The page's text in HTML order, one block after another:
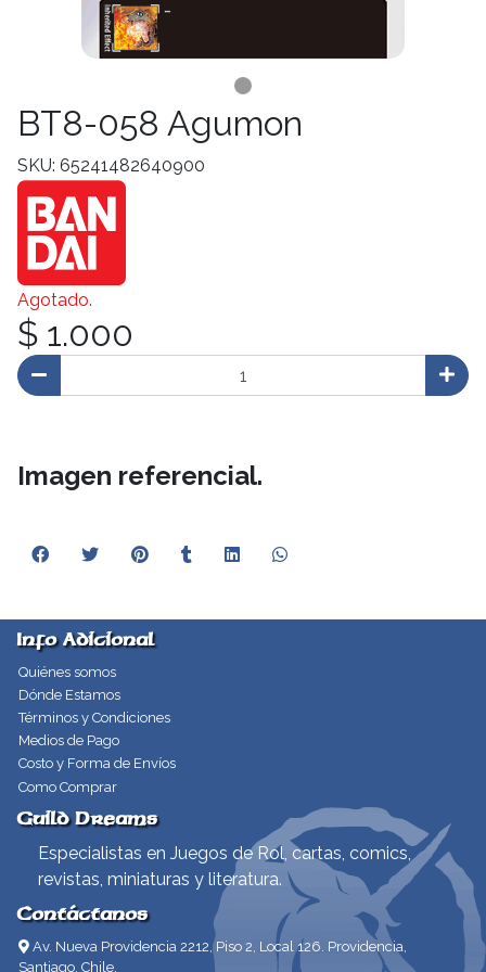
BT8-058 Agumon
SKU: 65241482640900
Agotado.
$ 1.000
Imagen referencial.
Info Adicional
Quiénes somos
Dónde Estamos
Términos y Condiciones
Medios de Pago
Costo y Forma de Envíos
Como Comprar
Guild Dreams
Especialistas en Juegos de Rol, cartas, comics,
revistas, miniaturas y literatura.
Contáctanos
Av. Nueva Providencia 2212, Piso 2, Local 126. Providencia,
Santiago, Chile.